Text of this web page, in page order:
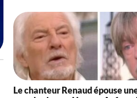
Le chanteur Renaud épouse